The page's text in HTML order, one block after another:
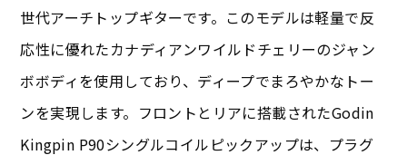
世代アーチトップギターです。このモデルは軽量で反
応性に優れたカナディアンワイルドチェリーのジャン
ボボディを使用しており、ディープでまろやかなトー
ンを実現します。フロントとリアに搭載されたGodin
Kingpin P90シングルコイルピックアップは、プラグ